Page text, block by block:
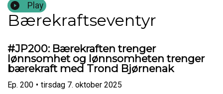
Play
Bærekraftseventyr
#JP200: Bærekraften trenger
lønnsomhet og lønnsomheten trenger
bærekraft med Trond Bjørnenak
Ep. 200 • tirsdag 7. oktober 2025